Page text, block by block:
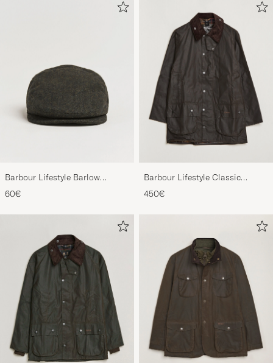
Barbour Lifestyle Barlow
Herringbone Cap Olive
60€
Barbour Lifestyle Classic
Beaufort Jacket Olive
450€